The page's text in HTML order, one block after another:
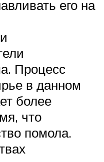
его на
Процесс
в данном
более
что
помола.